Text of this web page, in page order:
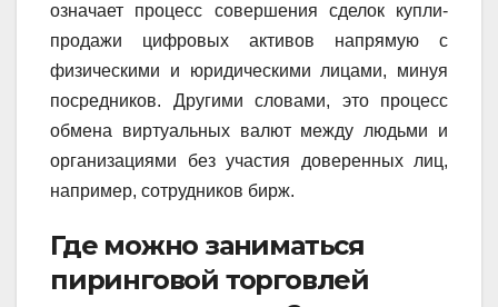
означает процесс совершения сделок купли-
продажи цифровых активов напрямую с
физическими и юридическими лицами, минуя
посредников. Другими словами, это процесс
обмена виртуальных валют между людьми и
организациями без участия доверенных лиц,
например, сотрудников бирж.
Где можно заниматься
пиринговой торговлей